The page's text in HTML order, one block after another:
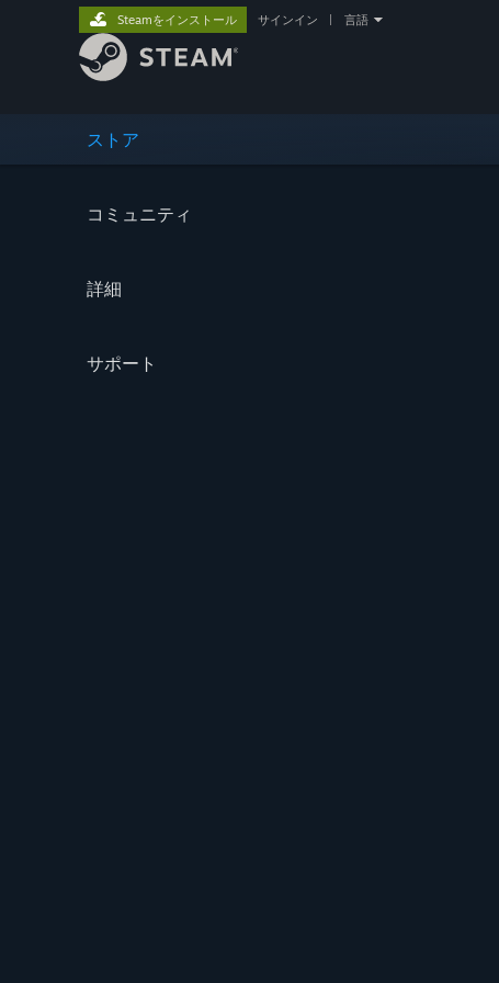
ストア
コミュニティ
詳細
サポート
Steamをインストール サインイン 言語